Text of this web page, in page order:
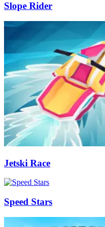
Slope Rider
Jetski Race
Speed Stars